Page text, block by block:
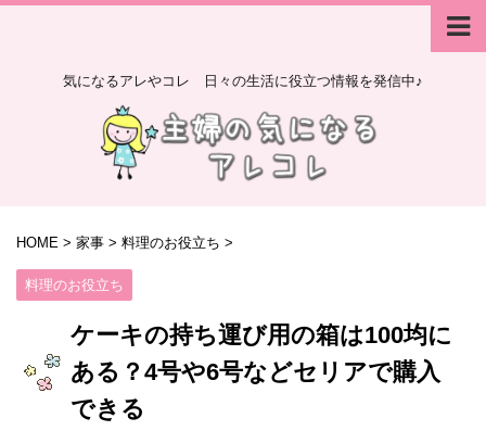
気になるアレやコレ 日々の生活に役立つ情報を発信中♪
HOME > 家事 > 料理のお役立ち >
料理のお役立ち
ケーキの持ち運び用の箱は100均に
ある？4号や6号などセリアで購入
できる